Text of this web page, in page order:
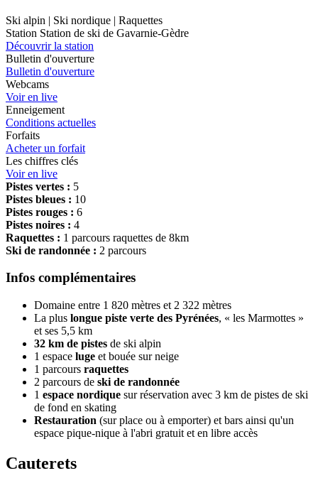
Ski alpin | Ski nordique | Raquettes
Station Station de ski de Gavarnie-Gèdre
Découvrir la station
Bulletin d'ouverture
Bulletin d'ouverture
Webcams
Voir en live
Enneigement
Conditions actuelles
Forfaits
Acheter un forfait
Les chiffres clés
Voir en live
Pistes vertes : 5
Pistes bleues : 10
Pistes rouges : 6
Pistes noires : 4
Raquettes : 1 parcours raquettes de 8km
Ski de randonnée : 2 parcours
Infos complémentaires
Domaine entre 1 820 mètres et 2 322 mètres
La plus longue piste verte des Pyrénées, « les Marmottes »
et ses 5,5 km
32 km de pistes de ski alpin
1 espace luge et bouée sur neige
1 parcours raquettes
2 parcours de ski de randonnée
1 espace nordique sur réservation avec 3 km de pistes de ski
de fond en skating
Restauration (sur place ou à emporter) et bars ainsi qu'un
espace pique-nique à l'abri gratuit et en libre accès
Cauterets